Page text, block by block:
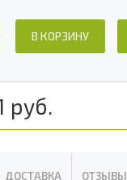
В КОРЗИНУ
руб.
ДОСТАВКА ОТЗЫВЫ